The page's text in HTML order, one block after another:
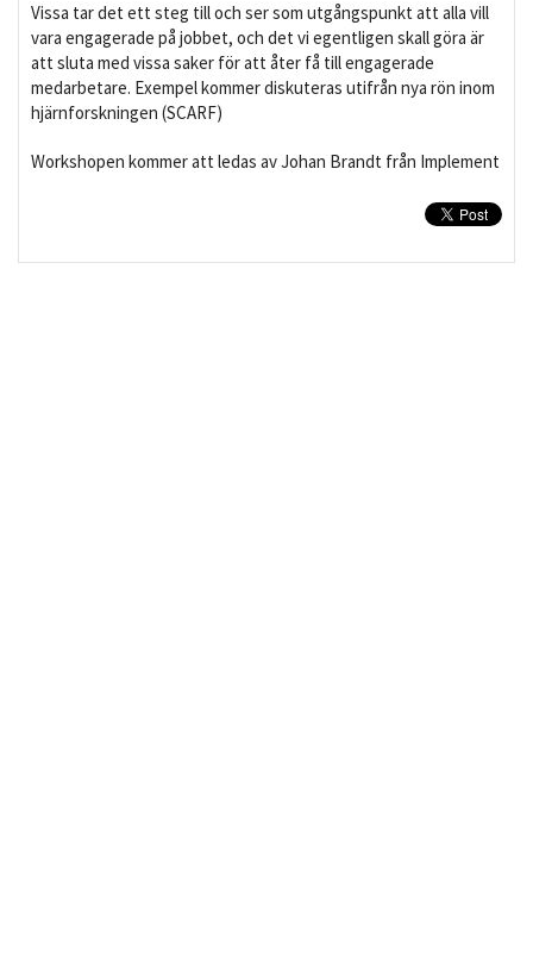
Vissa tar det ett steg till och ser som utgångspunkt att alla vill
vara engagerade på jobbet, och det vi egentligen skall göra är
att sluta med vissa saker för att åter få till engagerade
medarbetare. Exempel kommer diskuteras utifrån nya rön inom
hjärnforskningen (SCARF)
Workshopen kommer att ledas av Johan Brandt från Implement